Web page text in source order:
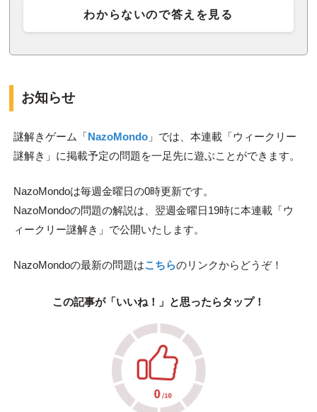
わからないので答えを見る
お知らせ
謎解きゲーム「NazoMondo」では、本連載「ウィークリー
謎解き」に掲載予定の問題を一足先に遊ぶことができます。
NazoMondoは毎週金曜日の0時更新です。
NazoMondoの問題の解説は、翌週金曜日19時に本連載「ウ
ィークリー謎解き」で公開いたします。
NazoMondoの最新の問題はこちらのリンクからどうぞ！
この記事が「いいね！」と思ったらタップ！